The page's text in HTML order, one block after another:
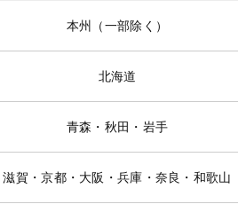
本州（一部除く）
北海道
青森・秋田・岩手
滋賀・京都・大阪・兵庫・奈良・和歌山